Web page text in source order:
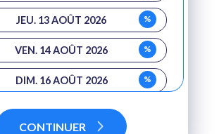
JEU. 13 AOÛT 2026 %
VEN. 14 AOÛT 2026 %
DIM. 16 AOÛT 2026 %
LUN. 17 AOÛT 2026
CONTINUER